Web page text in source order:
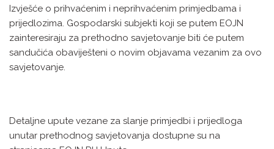
Izvješće o prihvaćenim i neprihvaćenim primjedbama i
prijedlozima. Gospodarski subjekti koji se putem EOJN
zainteresiraju za prethodno savjetovanje biti će putem
sandučića obaviješteni o novim objavama vezanim za ovo
savjetovanje.
Detaljne upute vezane za slanje primjedbi i prijedloga
unutar prethodnog savjetovanja dostupne su na